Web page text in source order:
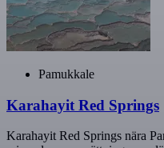
Pamukkale
Karahayit Red Springs
Karahayit Red Springs nära